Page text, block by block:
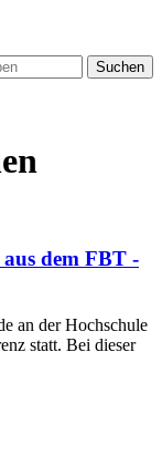
Suchen
dem FBT -
an der Hochschule
statt. Bei dieser